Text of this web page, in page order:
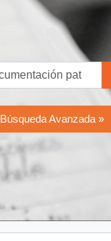
Búsqueda Avanzada »